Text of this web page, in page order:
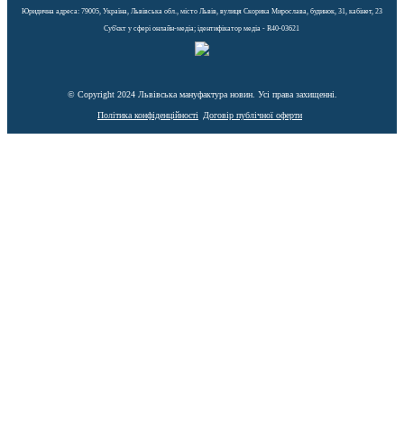
Юридична адреса: 79005, Україна, Львівська обл., місто Львів, вулиця Скорика Мирослава, будинок, 31, кабінет, 23
Cуб'єкт у сфері онлайн-медіа; ідентифікатор медіа - R40-03621
© Copyright 2024 Львівська мануфактура новин. Усі права захищенні.
Політика конфіденційності Договір публічної оферти